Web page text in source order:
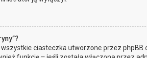
wszystkie ciasteczka utworzone przez